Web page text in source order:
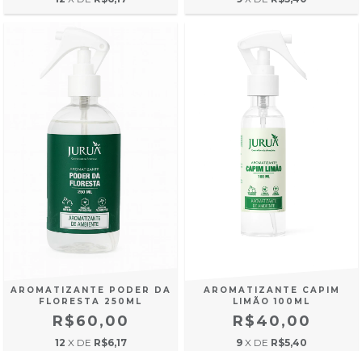
AROMATIZANTE PODER DA
FLORESTA 250ML
R$60,00
12 X DE R$6,17
AROMATIZANTE CAPIM
LIMÃO 100ML
R$40,00
9 X DE R$5,40